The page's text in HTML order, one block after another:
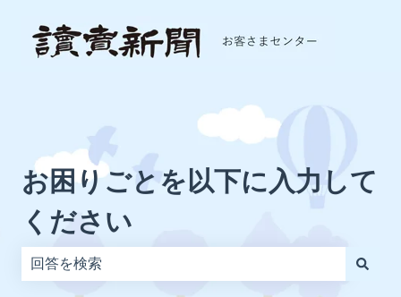
お困りごとを以下に入力して
ください